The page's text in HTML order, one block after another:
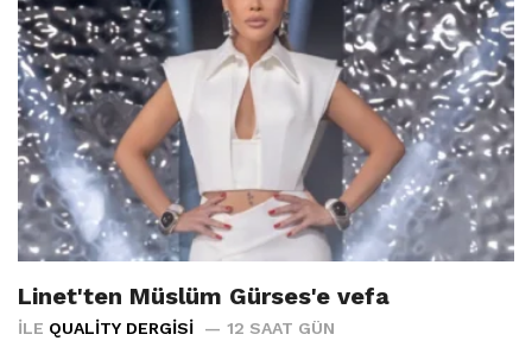
Linet'ten Müslüm Gürses'e vefa
İLE QUALITY DERGISI 12 SAAT GÜN